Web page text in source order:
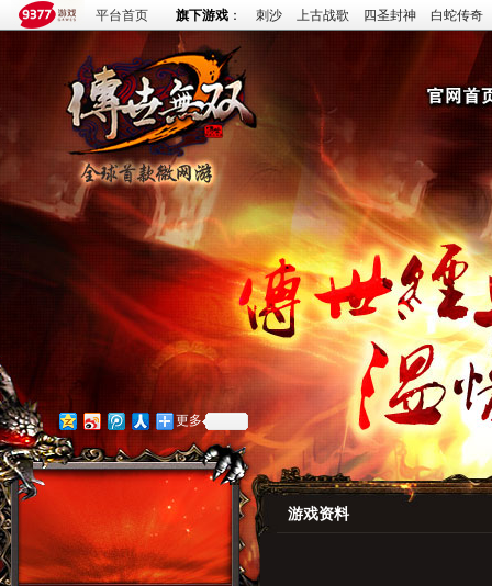
平台首页 旗下游戏 ： 刺沙 上古战歌 四圣封神 白蛇传奇
更多
游戏资料